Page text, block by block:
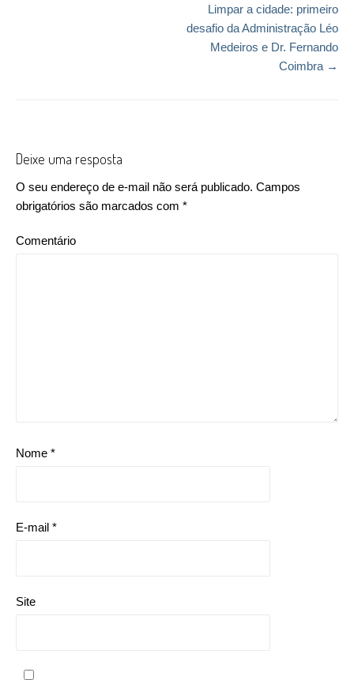
Limpar a cidade: primeiro
desafio da Administração Léo
Medeiros e Dr. Fernando
Coimbra →
Deixe uma resposta
O seu endereço de e-mail não será publicado. Campos
obrigatórios são marcados com *
Comentário
Nome *
E-mail *
Site